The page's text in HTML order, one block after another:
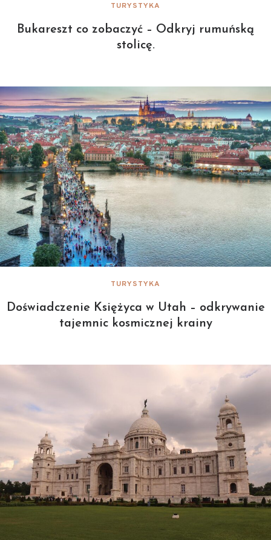
TURYSTYKA
Bukareszt co zobaczyć – Odkryj rumuńską
stolicę.
TURYSTYKA
Doświadczenie Księżyca w Utah – odkrywanie
tajemnic kosmicznej krainy